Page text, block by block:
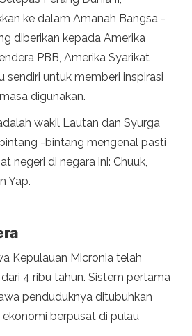
ke dalam Amanah Bangsa -
diberikan kepada Amerika
PBB, Amerika Syarikat
sendiri untuk memberi inspirasi
digunakan.
wakil Lautan dan Syurga
bintang -bintang mengenal pasti
negeri di negara ini: Chuuk,
Yap.
Kepulauan Micronia telah
4 ribu tahun. Sistem pertama
penduduknya ditubuhkan
ekonomi berpusat di pulau